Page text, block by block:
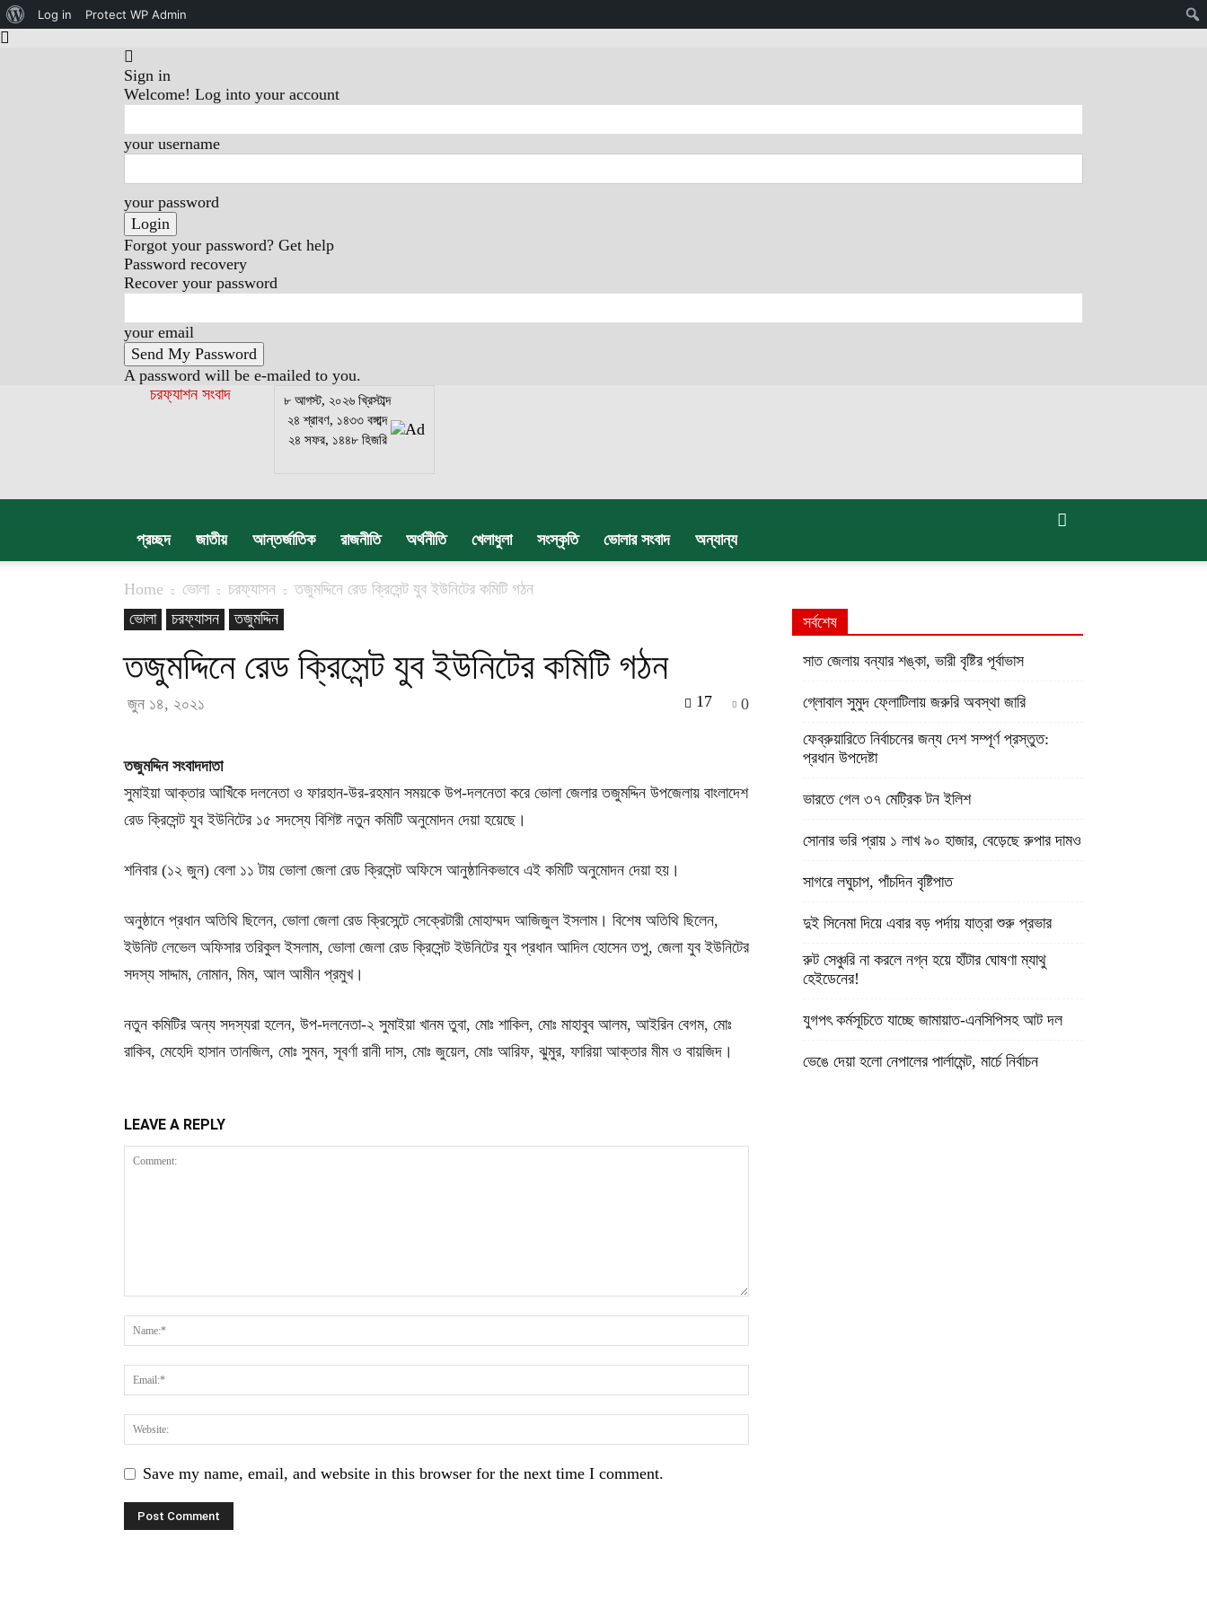
Sign in
Welcome! Log into your account
your username
your password
Forgot your password? Get help
Password recovery
Recover your password
your email
A password will be e-mailed to you.
চরফ্যাশন সংবাদ
৮ আগস্ট, ২০২৬ খ্রিস্টাব্দ
২৪ শ্রাবণ, ১৪৩৩ বঙ্গাব্দ
২৪ সফর, ১৪৪৮ হিজরি
প্রচ্ছদ জাতীয় আন্তর্জাতিক রাজনীতি অর্থনীতি খেলাধুলা সংস্কৃতি ভোলার সংবাদ অন্যান্য
Home ভোলা চরফ্যাসন
তজুমদ্দিনে রেড ক্রিসেন্ট যুব ইউনিটের কমিটি গঠন
ভোলা
চরফ্যাসন তজুমদ্দিন
তজুমদ্দিনে রেড ক্রিসেন্ট যুব ইউনিটের কমিটি গঠন
জুন ১৪, ২০২১ 0
17
তজুমদ্দিন সংবাদদাতা
সুমাইয়া আক্তার আখিঁকে দলনেতা ও ফারহান-উর-রহমান সময়কে উপ-দলনেতা করে ভোলা জেলার তজুমদ্দিন উপজেলায় বাংলাদেশ
রেড ক্রিসেন্ট যুব ইউনিটের ১৫ সদস্যে বিশিষ্ট নতুন কমিটি অনুমোদন দেয়া হয়েছে।
শনিবার (১২ জুন) বেলা ১১ টায় ভোলা জেলা রেড ক্রিসেন্ট অফিসে আনুষ্ঠানিকভাবে এই কমিটি অনুমোদন দেয়া হয়।
অনুষ্ঠানে প্রধান অতিথি ছিলেন, ভোলা জেলা রেড ক্রিসেন্টে সেক্রেটারী মোহাম্মদ আজিজুল ইসলাম। বিশেষ অতিথি ছিলেন,
ইউনিট লেভেল অফিসার তরিকুল ইসলাম, ভোলা জেলা রেড ক্রিসেন্ট ইউনিটের যুব প্রধান আদিল হোসেন তপু, জেলা যুব ইউনিটের
সদস্য সাদ্দাম, নোমান, মিম, আল আমীন প্রমুখ।
নতুন কমিটির অন্য সদস্যরা হলেন, উপ-দলনেতা-২ সুমাইয়া খানম তুবা, মোঃ শাকিল, মোঃ মাহাবুব আলম, আইরিন বেগম, মোঃ
রাকিব, মেহেদি হাসান তানজিল, মোঃ সুমন, সূবর্ণা রানী দাস, মোঃ জুয়েল, মোঃ আরিফ, ঝুমুর, ফারিয়া আক্তার মীম ও বায়জিদ।
LEAVE A REPLY
Save my name, email, and website in this browser for the next time I comment.
সর্বশেষ
সাত জেলায় বন্যার শঙ্কা, ভারী বৃষ্টির পূর্বাভাস
গ্লোবাল সুমুদ ফ্লোটিলায় জরুরি অবস্থা জারি
ফেব্রুয়ারিতে নির্বাচনের জন্য দেশ সম্পূর্ণ প্রস্তুত:
প্রধান উপদেষ্টা
ভারতে গেল ৩৭ মেট্রিক টন ইলিশ
সোনার ভরি প্রায় ১ লাখ ৯০ হাজার, বেড়েছে রুপার দামও
সাগরে লঘুচাপ, পাঁচদিন বৃষ্টিপাত
দুই সিনেমা দিয়ে এবার বড় পর্দায় যাত্রা শুরু প্রভার
রুট সেঞ্চুরি না করলে নগ্ন হয়ে হাঁটার ঘোষণা ম্যাথু
হেইডেনের!
যুগপৎ কর্মসূচিতে যাচ্ছে জামায়াত-এনসিপিসহ আট দল
ভেঙে দেয়া হলো নেপালের পার্লামেন্ট, মার্চে নির্বাচন
About
Log in Protect WP Admin